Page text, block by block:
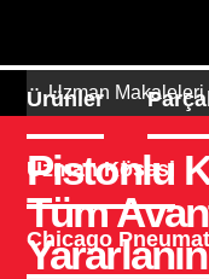
Ürünler
Uzman Köşesi
Chicago
Uzman Makaleleri
Pistonlu
Tüm
Yararlanın